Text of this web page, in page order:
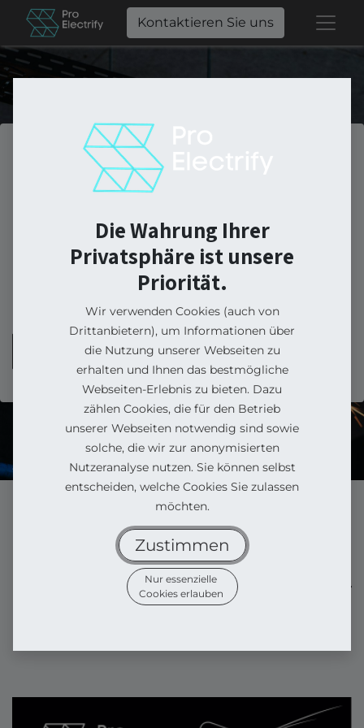
Kontaktieren Sie uns
Online kaufen.
Ganz einfach.
In unserem Shop, vom einzelnen PV-
Modul bis zum kompletten Bausatz.
Kontaktieren Sie uns
Balkonkraftwerk
Bundle
Balkonkraftwerk
Die Wahrung Ihrer
Privatsphäre ist unsere
Priorität.
Wir verwenden Cookies (auch von
Drittanbietern), um Informationen über
die Nutzung unserer Webseiten zu
erhalten und Ihnen das bestmögliche
Webseiten-Erlebnis zu bieten. Dazu
zählen Cookies, die für den Betrieb
unserer Webseiten notwendig sind sowie
solche, die wir zur anonymisierten
Nutzeranalyse nutzen. Sie können selbst
entscheiden, welche Cookies Sie zulassen
möchten.
Zustimmen
Nur essenzielle
Cookies erlauben